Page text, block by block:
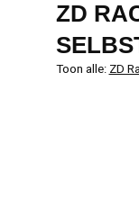
ZD
Toon alle:ZD